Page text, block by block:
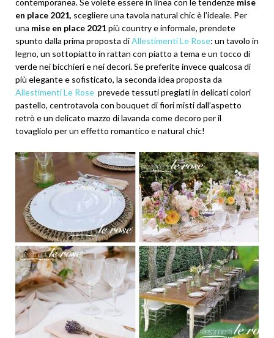
contemporanea. Se volete essere in linea con le tendenze mise
en place 2021, scegliere una tavola natural chic è l’ideale. Per
una mise en place 2021più country e informale, prendete
spunto dalla prima proposta diAllestimenti Le Rose: un tavolo in
legno, un sottopiatto in rattan con piatto a tema e un tocco di
verde nei bicchieri e nei decori. Se preferite invece qualcosa di
più elegante e sofisticato, la seconda idea proposta da
Allestimenti Le Rose prevede tessuti pregiati in delicati colori
pastello, centrotavola con bouquet di fiori misti dall’aspetto
retrò e un delicato mazzo di lavanda come decoro per il
tovagliolo per un effetto romantico e natural chic!